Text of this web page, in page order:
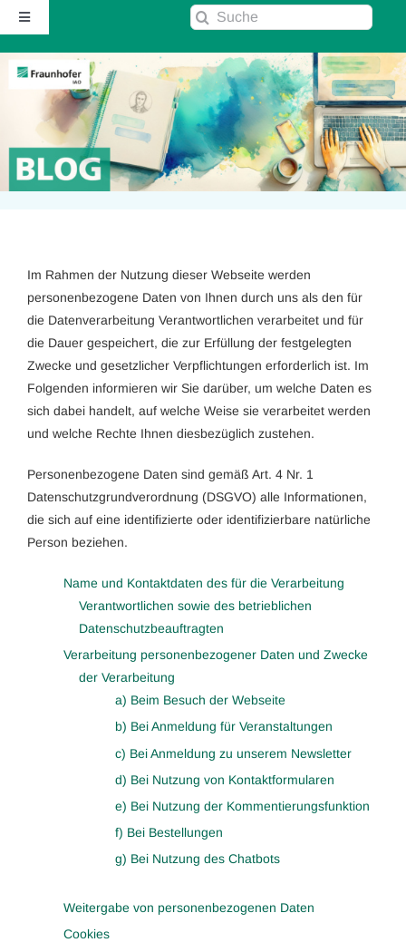
Zum
Inhalt
springen
Toggle
Navigation
Startseite
Über diesen Blog
Kontakt
RSS
Fraunhofer IAO ↗
Suche
Im Rahmen der Nutzung dieser Webseite werden
personenbezogene Daten von Ihnen durch uns als den für
die Datenverarbeitung Verantwortlichen verarbeitet und für
die Dauer gespeichert, die zur Erfüllung der festgelegten
Zwecke und gesetzlicher Verpflichtungen erforderlich ist. Im
Folgenden informieren wir Sie darüber, um welche Daten es
sich dabei handelt, auf welche Weise sie verarbeitet werden
und welche Rechte Ihnen diesbezüglich zustehen.
Personenbezogene Daten sind gemäß Art. 4 Nr. 1
Datenschutzgrundverordnung (DSGVO) alle Informationen,
die sich auf eine identifizierte oder identifizierbare natürliche
Person beziehen.
Name und Kontaktdaten des für die Verarbeitung
Verantwortlichen sowie des betrieblichen
Datenschutzbeauftragten
Verarbeitung personenbezogener Daten und Zwecke
der Verarbeitung
a) Beim Besuch der Webseite
b) Bei Anmeldung für Veranstaltungen
c) Bei Anmeldung zu unserem Newsletter
d) Bei Nutzung von Kontaktformularen
e) Bei Nutzung der Kommentierungsfunktion
f) Bei Bestellungen
g) Bei Nutzung des Chatbots
Weitergabe von personenbezogenen Daten
Cookies